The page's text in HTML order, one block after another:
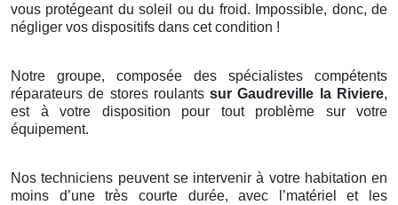
vous protégeant du soleil ou du froid. Impossible, donc, de
négliger vos dispositifs dans cet condition !
Notre groupe, composée des spécialistes compétents
réparateurs de stores roulantssur Gaudreville la Riviere,
est à votre disposition pour tout problème sur votre
équipement.
Nos techniciens peuvent se intervenir à votre habitation en
moins d’une très courte durée, avec l’matériel et les